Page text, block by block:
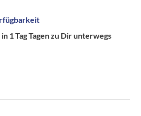
1 Tag Tagen zu Dir unterwegs